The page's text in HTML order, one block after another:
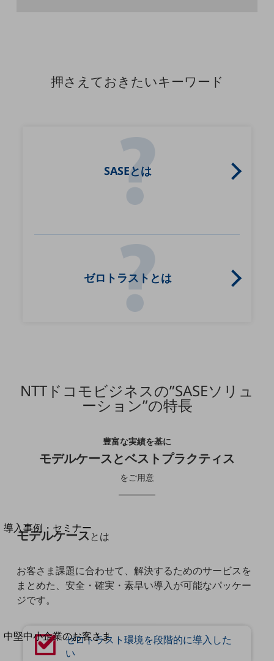
ドコモケータイ
衛星携帯電話
IOT完了済みメーカーブランド製品
料金TOP
ケータイプラン
5Gデータプラス
データプラス
セキュリティ
運用保守・故障紛失サポート
導入事例・セミナー
導入事例TOP
セミナー
開催・出展する各種セミナー、イベント情報をご紹介します
別ウィンドウで開きます
中堅中小企業のお客さま
押さえておきたいキーワード
SASEとは
ゼロトラストとは
NTTドコモビジネスの”SASEソリュ
ーション”の特長
豊富な実績を基に
モデルケースとベストプラクティス
をご用意
モデルケース とは
お客さま課題に合わせて、解決するためのサービスを
まとめた、安全・確実・素早い導入が可能なパッケー
ジです。
ゼロトラスト環境を段階的に導入した
い